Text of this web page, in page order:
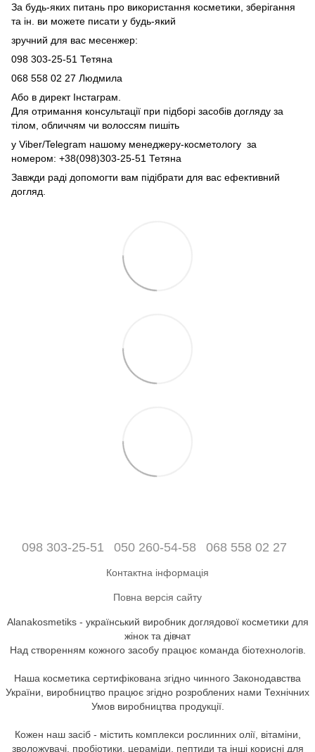
За будь-яких питань про використання косметики, зберігання
та ін. ви можете писати у будь-який
зручний для вас месенжер:
098 303-25-51 Тетяна
068 558 02 27 Людмила
Або в директ Інстаграм.
Для отримання консультації при підборі засобів догляду за
тілом, обличчям чи волоссям пишіть
у Viber/Telegram нашому менеджеру-косметологу за
номером: +38(098)303-25-51 Тетяна
Завжди раді допомогти вам підібрати для вас ефективний
догляд.
098 303-25-51 050 260-54-58 068 558 02 27
Контактна інформація
Повна версія сайту
Alanakosmetiks - український виробник доглядової косметики для
жінок та дівчат
Над створенням кожного засобу працює команда біотехнологів.
Наша косметика сертифікована згідно чинного Законодавства
України, виробництво працює згідно розроблених нами Технічних
Умов виробництва продукції.
Кожен наш засіб - містить комплекси рослинних олії, вітаміни,
зволожувачі, пробіотики, цераміди, пептиди та інші корисні для